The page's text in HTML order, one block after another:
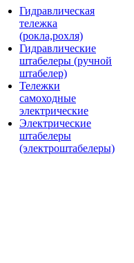
Гидравлическая
тележка
(рокла,рохля)
Гидравлические
штабелеры (ручной
штабелер)
Тележки
самоходные
электрические
Электрические
штабелеры
(электроштабелеры)